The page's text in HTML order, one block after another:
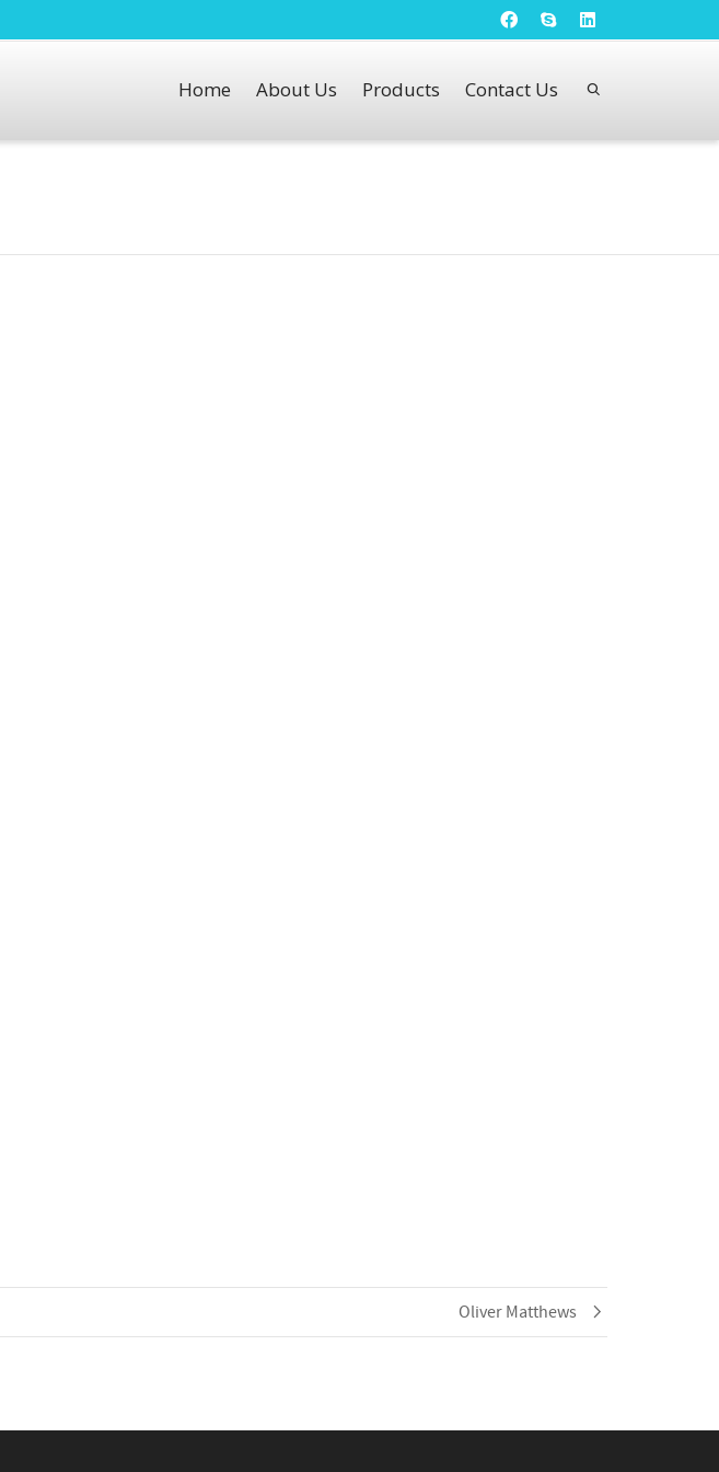
Home About Us Products Contact Us
Oliver Matthews